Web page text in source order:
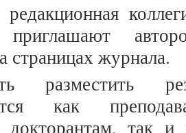
приглашают
страницах журнала.
разместить
как
докторантам, так